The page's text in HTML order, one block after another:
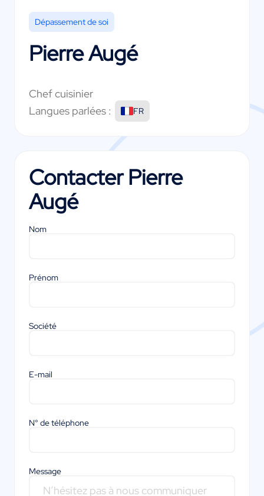
Dépassement de soi
Pierre Augé
Chef cuisinier
Langues parlées :
FR
ContacterPierre
Augé
Nom
Prénom
Société
E-mail
N° de téléphone
Message